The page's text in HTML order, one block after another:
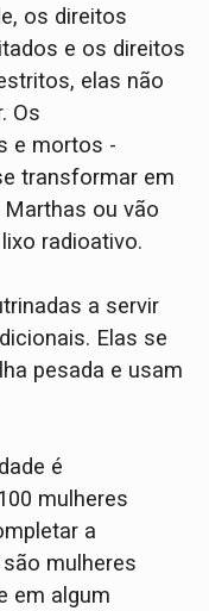
os direitos
e os direitos
elas não
Os
e mortos -
transformar em
ou vão
radioativo.
a servir
Elas se
pesada e usam
é
mulheres
a
mulheres
em algum